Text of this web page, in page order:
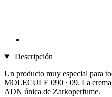
Descripción
Un producto muy especial para
MOLECULE 090 · 09. La
ADN única de Zarkoperfume.